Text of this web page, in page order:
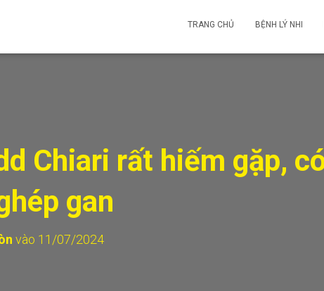
TRANG CHỦ BỆNH LÝ NHI
Chiari rất hiếm gặp,
gan
vào 11/07/2024